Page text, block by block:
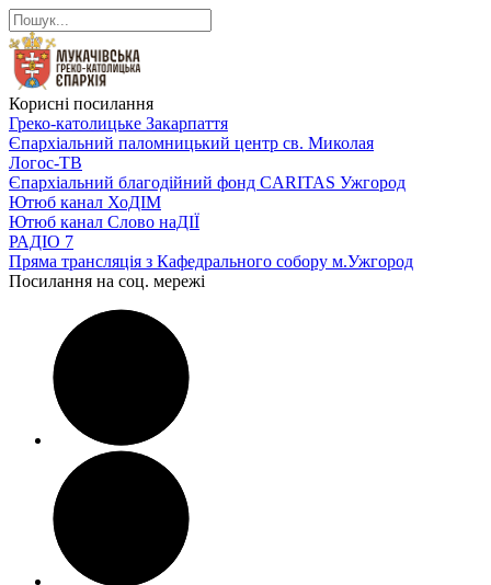
Корисні посилання
Греко-католицьке Закарпаття
Єпархіальний паломницький центр св. Миколая
Логос-ТВ
Єпархіальний благодійний фонд CARITAS Ужгород
Ютюб канал ХоДІМ
Ютюб канал Слово наДІЇ
РАДІО 7
Пряма трансляція з Кафедрального собору м.Ужгород
Посилання на соц. мережі